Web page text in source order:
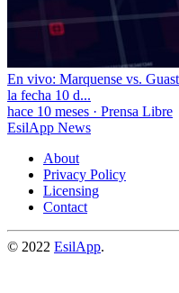
En vivo: Marquense vs.
la fecha 10 d...
hace 10 meses · Prensa Libre
EsilApp News
About
Privacy Policy
Licensing
Contact
© 2022 EsilApp.